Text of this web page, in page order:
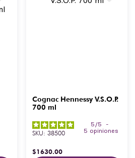
Cognac Hennessy V.S.O.P.
700 ml
5 /5
-
5 opiniones
SKU: 38500
$1630.00